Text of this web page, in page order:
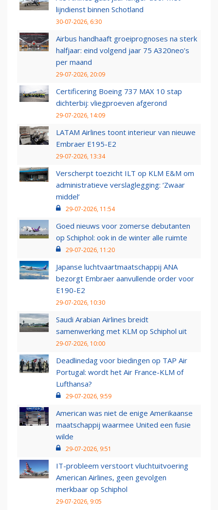
lijndienst binnen Schotland
30-07-2026, 6:30
Airbus handhaaft groeiprognoses na sterk
halfjaar: eind volgend jaar 75 A320neo’s
per maand
29-07-2026, 20:09
Certificering Boeing 737 MAX 10 stap
dichterbij: vliegproeven afgerond
29-07-2026, 14:09
LATAM Airlines toont interieur van nieuwe
Embraer E195-E2
29-07-2026, 13:34
Verscherpt toezicht ILT op KLM E&M om
administratieve verslaglegging: ‘Zwaar
middel’
29-07-2026, 11:54
Goed nieuws voor zomerse debutanten
op Schiphol: ook in de winter alle ruimte
29-07-2026, 11:20
Japanse luchtvaartmaatschappij ANA
bezorgt Embraer aanvullende order voor
E190-E2
29-07-2026, 10:30
Saudi Arabian Airlines breidt
samenwerking met KLM op Schiphol uit
29-07-2026, 10:00
Deadlinedag voor biedingen op TAP Air
Portugal: wordt het Air France-KLM of
Lufthansa?
29-07-2026, 9:59
American was niet de enige Amerikaanse
maatschappij waarmee United een fusie
wilde
29-07-2026, 9:51
IT-probleem verstoort vluchtuitvoering
American Airlines, geen gevolgen
merkbaar op Schiphol
29-07-2026, 9:05